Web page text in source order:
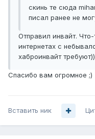
скинь те сюда
писал ранее не
Отправил инвайт.
интернетах с
хаброинвайт требуют))
Спасибо вам огромное ;)
Вставить ник